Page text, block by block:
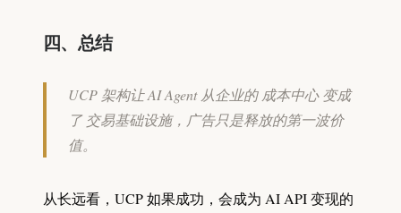
四、总结
UCP 架构让 AI Agent 从企业的 成本中心 变成
了 交易基础设施，广告只是释放的第一波价
值。
从长远看，UCP 如果成功，会成为 AI API 变现的